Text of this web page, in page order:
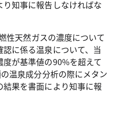
知事に報告しなければな
天然ガスの濃度について
に係る温泉について、当
が基準値の90%を超えて
温泉成分分析の際にメタン
果を書面により知事に報